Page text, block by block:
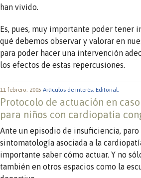
han vivido.
Es, pues, muy importante poder tener
qué debemos observar y valorar en
para poder hacer una intervención
los efectos de estas repercusiones.
11 febrero, 2005 Artículos de interés. Editorial.
Protocolo de actuación en
para niños con cardiopatía
Ante un episodio de insuficiencia, paro
sintomatología asociada a la
importante saber cómo actuar. Y no
también en otros espacios como la